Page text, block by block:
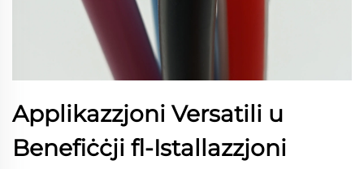
Applikazzjoni Versatili u
Benefiċċji fl-Istallazzjoni